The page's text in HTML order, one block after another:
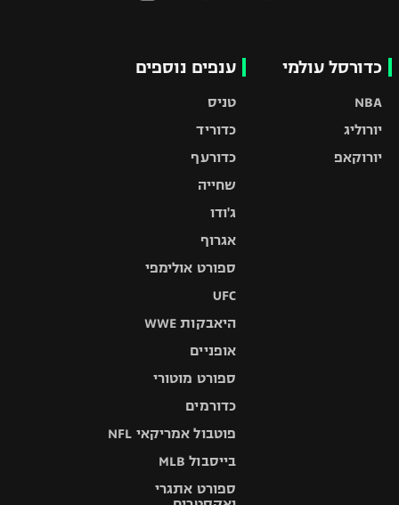
כדורסל עולמי
NBA
יורוליג
יורוקאפ
ענפים נוספים
טניס
כדוריד
כדורעף
שחייה
ג'ודו
אגרוף
ספורט אולימפי
UFC
היאבקות WWE
אופניים
ספורט מוטורי
כדורמים
פוטבול אמריקאי NFL
בייסבול MLB
ספורט אתגרי